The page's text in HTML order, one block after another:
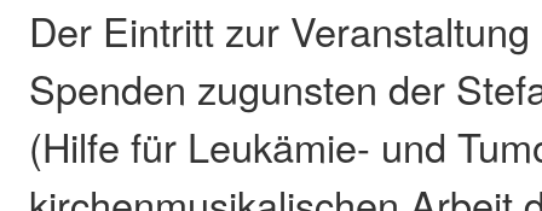
Der Eintritt zur
Spenden zugunsten der
(Hilfe für Leukämie- und